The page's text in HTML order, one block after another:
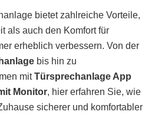
bietet zahlreiche Vorteile,
als auch den Komfort für
erheblich verbessern. Von der
bis hin zu
mitTürsprechanlage App
Monitor, hier erfahren Sie, wie
sicherer und komfortabler